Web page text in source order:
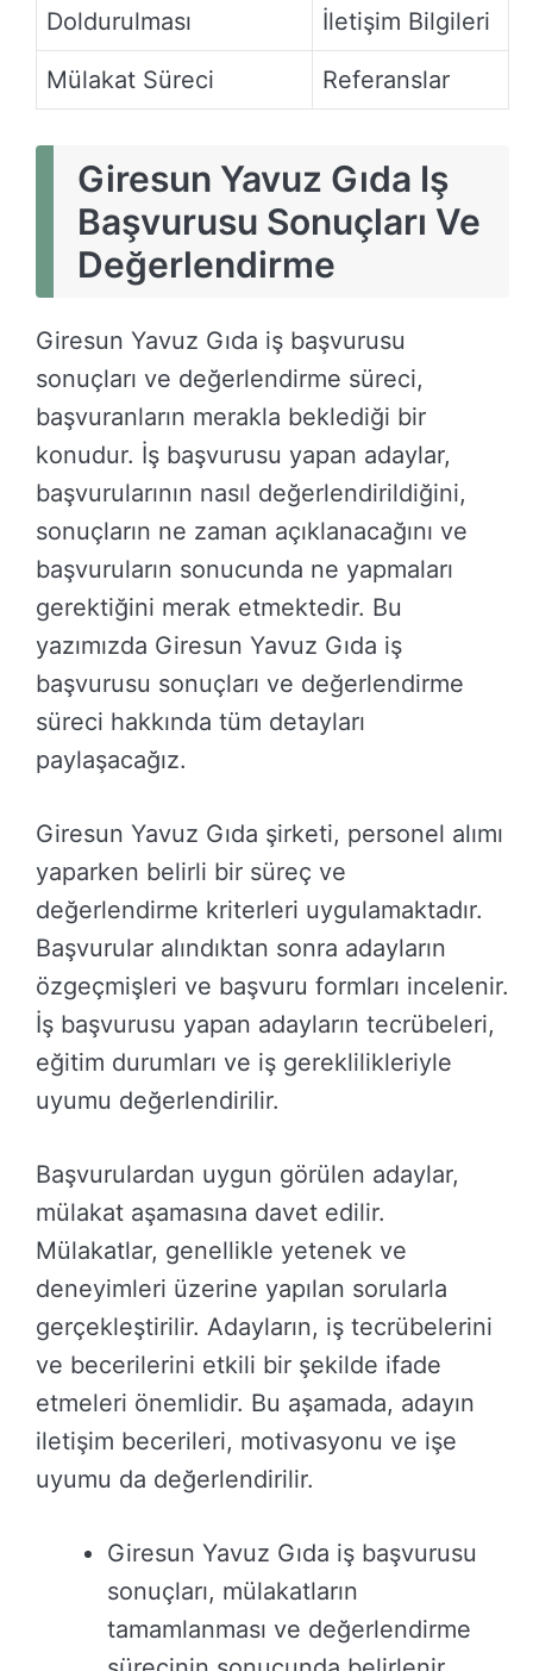
Doldurulması
İletişim Bilgileri
Mülakat Süreci Referanslar
Giresun Yavuz Gıda Iş
Başvurusu Sonuçları Ve
Değerlendirme
Giresun Yavuz Gıda iş başvurusu
sonuçları ve değerlendirme süreci,
başvuranların merakla beklediği bir
konudur. İş başvurusu yapan adaylar,
başvurularının nasıl değerlendirildiğini,
sonuçların ne zaman açıklanacağını ve
başvuruların sonucunda ne yapmaları
gerektiğini merak etmektedir. Bu
yazımızda Giresun Yavuz Gıda iş
başvurusu sonuçları ve değerlendirme
süreci hakkında tüm detayları
paylaşacağız.
Giresun Yavuz Gıda şirketi, personel alımı
yaparken belirli bir süreç ve
değerlendirme kriterleri uygulamaktadır.
Başvurular alındıktan sonra adayların
özgeçmişleri ve başvuru formları incelenir.
İş başvurusu yapan adayların tecrübeleri,
eğitim durumları ve iş gereklilikleriyle
uyumu değerlendirilir.
Başvurulardan uygun görülen adaylar,
mülakat aşamasına davet edilir.
Mülakatlar, genellikle yetenek ve
deneyimleri üzerine yapılan sorularla
gerçekleştirilir. Adayların, iş tecrübelerini
ve becerilerini etkili bir şekilde ifade
etmeleri önemlidir. Bu aşamada, adayın
iletişim becerileri, motivasyonu ve işe
uyumu da değerlendirilir.
Giresun Yavuz Gıda iş başvurusu
sonuçları, mülakatların
tamamlanması ve değerlendirme